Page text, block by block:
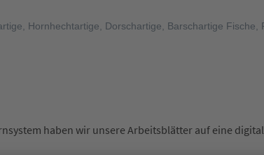
Hornhechtartige, Dorschartige, Barschartige
haben wir unsere Arbeitsblätter auf eine